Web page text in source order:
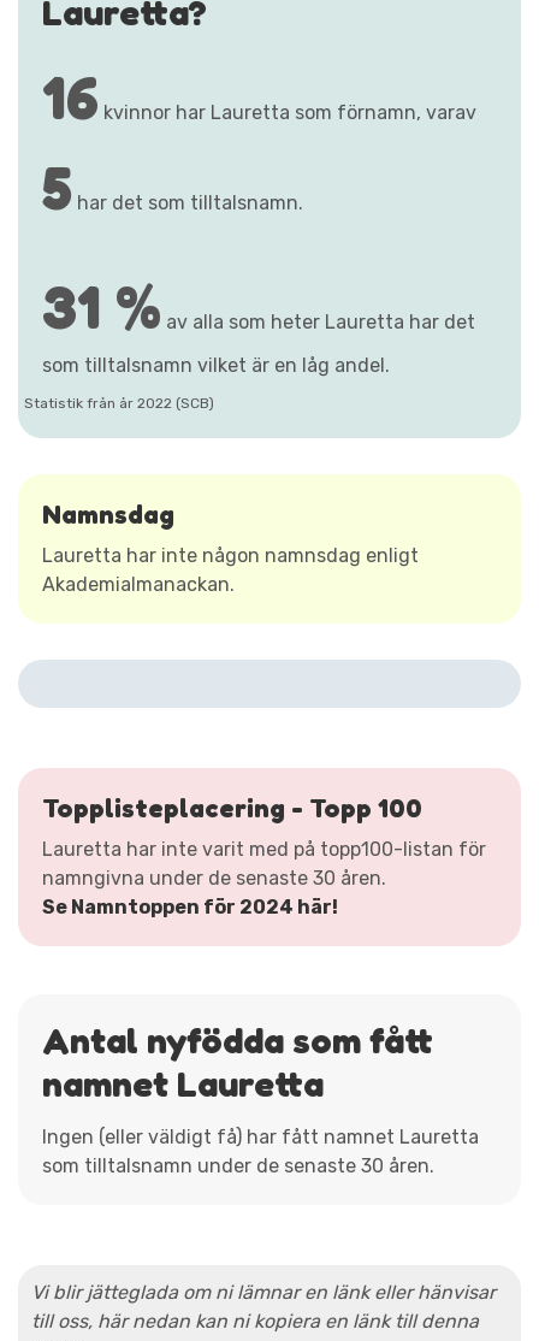
Lauretta?
16 kvinnor har Lauretta som förnamn, varav
5 har det som tilltalsnamn.
31 % av alla som heter Lauretta har det
som tilltalsnamn vilket är en låg andel.
Statistik från år 2022 (SCB)
Namnsdag
Lauretta har inte någon namnsdag enligt
Akademialmanackan.
Topplisteplacering - Topp 100
Lauretta har inte varit med på topp100-listan för
namngivna under de senaste 30 åren.
Se Namntoppen för 2024 här!
Antal nyfödda som fått
namnet Lauretta
Ingen (eller väldigt få) har fått namnet Lauretta
som tilltalsnamn under de senaste 30 åren.
Vi blir jätteglada om ni lämnar en länk eller hänvisar
till oss, här nedan kan ni kopiera en länk till denna